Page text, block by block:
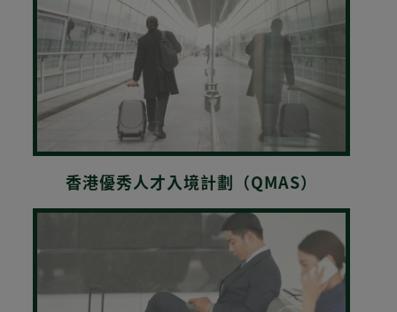
香港優秀人才入境計劃（QMAS）